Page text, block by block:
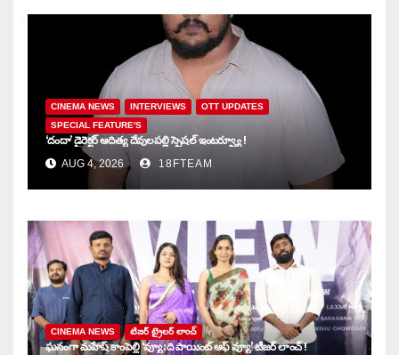
CINEMA NEWS INTERVIEWS
OTT UPDATES
SPECIAL FEATURE'S
‘దందా’ డైరెక్ట‌ర్ ఆదిత్య దేవులపల్లి స్పెషల్ ఇంటర్వ్యూ !
AUG 4, 2026 18FTEAM
CINEMA NEWS టిజర్ ట్రైలర్ లాంచ్
ఘనంగా మహేష్ కాంపెల్లి ‘వ్యూ: ది పాయింట్ ఆఫ్ వ్యూ’ టీజర్ లాంచ్ !